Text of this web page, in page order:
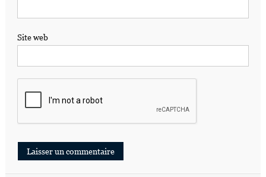
Site web